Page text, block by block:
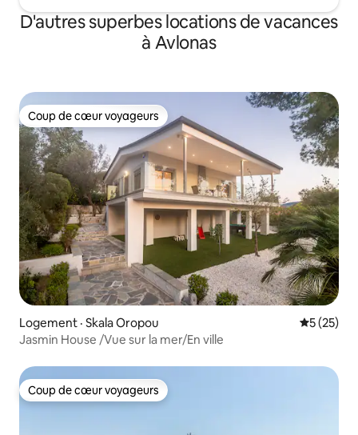
D'autres superbes locations de vacances
à Avlonas
Coup de cœur voyageurs
Coup de cœur voyageurs
Logement · Skala Oropou Note
5 (25)
Jasmin House /Vue sur la mer/En ville
Coup de cœur voyageurs
Coup de cœur voyageurs